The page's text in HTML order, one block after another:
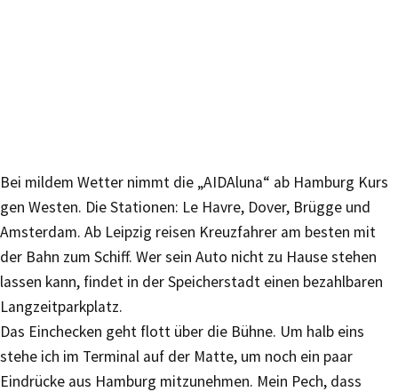
Bei mildem Wetter nimmt die „AIDAluna“ ab Hamburg Kurs
gen Westen. Die Stationen: Le Havre, Dover, Brügge und
Amsterdam. Ab Leipzig reisen Kreuzfahrer am besten mit
der Bahn zum Schiff. Wer sein Auto nicht zu Hause stehen
lassen kann, findet in der Speicherstadt einen bezahlbaren
Langzeitparkplatz.
Das Einchecken geht flott über die Bühne. Um halb eins
stehe ich im Terminal auf der Matte, um noch ein paar
Eindrücke aus Hamburg mitzunehmen. Mein Pech, dass